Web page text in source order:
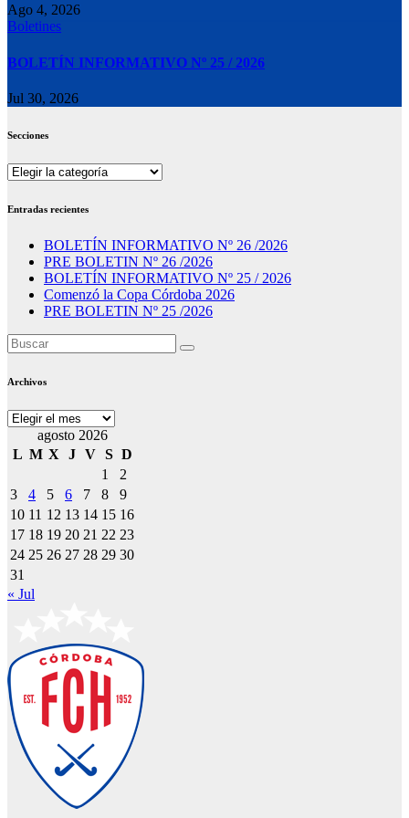
Ago 4, 2026
Boletines
BOLETÍN INFORMATIVO Nº 25 / 2026
Jul 30, 2026
Secciones
Secciones
Entradas recientes
BOLETÍN INFORMATIVO Nº 26 /2026
PRE BOLETIN Nº 26 /2026
BOLETÍN INFORMATIVO Nº 25 / 2026
Comenzó la Copa Córdoba 2026
PRE BOLETIN Nº 25 /2026
Archivos
Archivos
agosto 2026
L M X J V S D
1
2
3
4 5 6 7 8
9
10 11 12 13 14 15 16
17 18 19 20 21 22 23
24 25 26 27 28 29 30
31
« Jul